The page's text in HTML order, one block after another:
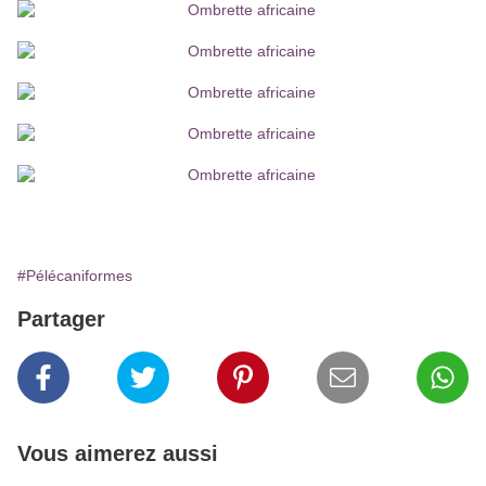
#Pélécaniformes
Partager
Vous aimerez aussi